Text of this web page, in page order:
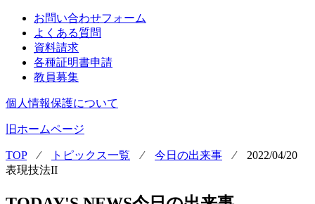
お問い合わせフォーム
よくある質問
資料請求
各種証明書申請
教員募集
個人情報保護について
旧ホームページ
TOP⁄ トピックス一覧 ⁄ 今日の出来事 ⁄ 2022/04/20
表現技法II